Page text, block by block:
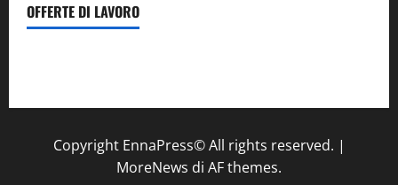
OFFERTE DI LAVORO
Copyright EnnaPress© All rights reserved. |
MoreNews di AF themes.